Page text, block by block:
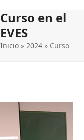
Curso en el
EVES
Inicio »2024 » Curso